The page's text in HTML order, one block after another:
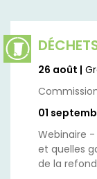
26 août |
Commission
01
Webinaire -
et quelles
de la